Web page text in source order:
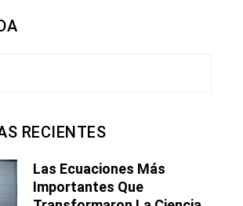
RECIENTES
Las Ecuaciones Más
Importantes Que